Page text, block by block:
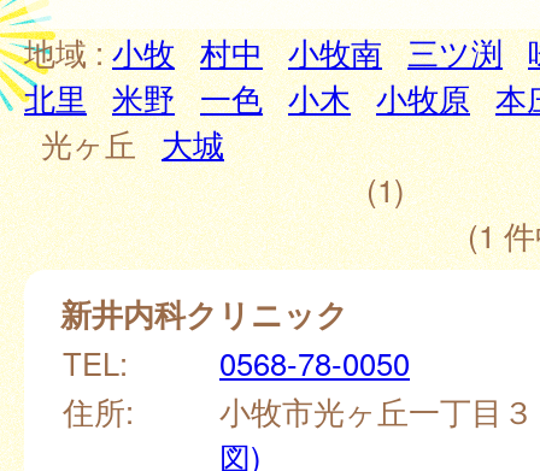
地域 :小牧 村中 小牧南 三ツ渕
北里 米野 一色 小木 小牧原 本
光ヶ丘 大城
(1)
(1
新井内科クリニック
TEL:
0568-78-0050
住所:
小牧市光ヶ丘一丁目
図)